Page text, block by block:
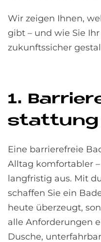
Wir zeigen Ihnen,
gibt – und wie Sie
zukunftssicher
1.
stat­tung
Eine barrierefreie
Alltag komfortabler
langfristig aus. Mit
schaffen Sie ein
heute überzeugt,
alle Anforderungen
Dusche,